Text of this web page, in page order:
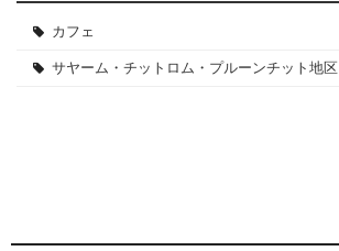
カフェ
サヤーム・チットロム・プルーンチット地区